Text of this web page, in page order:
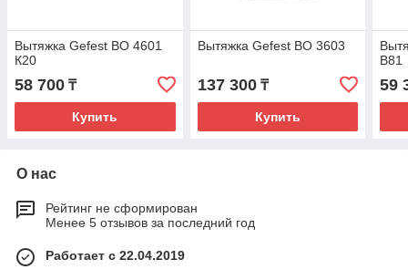
Вытяжка Gefest ВО 4601
К20
58 700 ₸
Купить
Вытяжка Gefest ВО 3603
137 300₸
Купить
B81
59
О нас
Рейтинг не сформирован
Менее 5 отзывов за последний год
Работает с 22.04.2019